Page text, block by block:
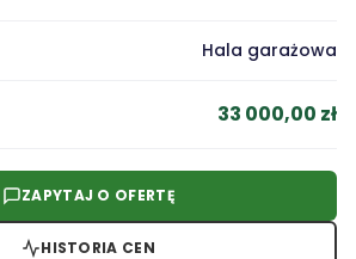
Hala garażowa
33 000,00 zł
ZAPYTAJ O OFERTĘ
HISTORIA CEN